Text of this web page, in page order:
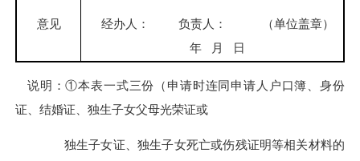
意见 经办人： 负责人：
（单位盖章）
年
月 日
说明：①本表一式三份（申请时连同申请人户口簿、身份
证、结婚证、独生子女父母光荣证或
独生子女证、独生子女死亡或伤残证明等相关材料的